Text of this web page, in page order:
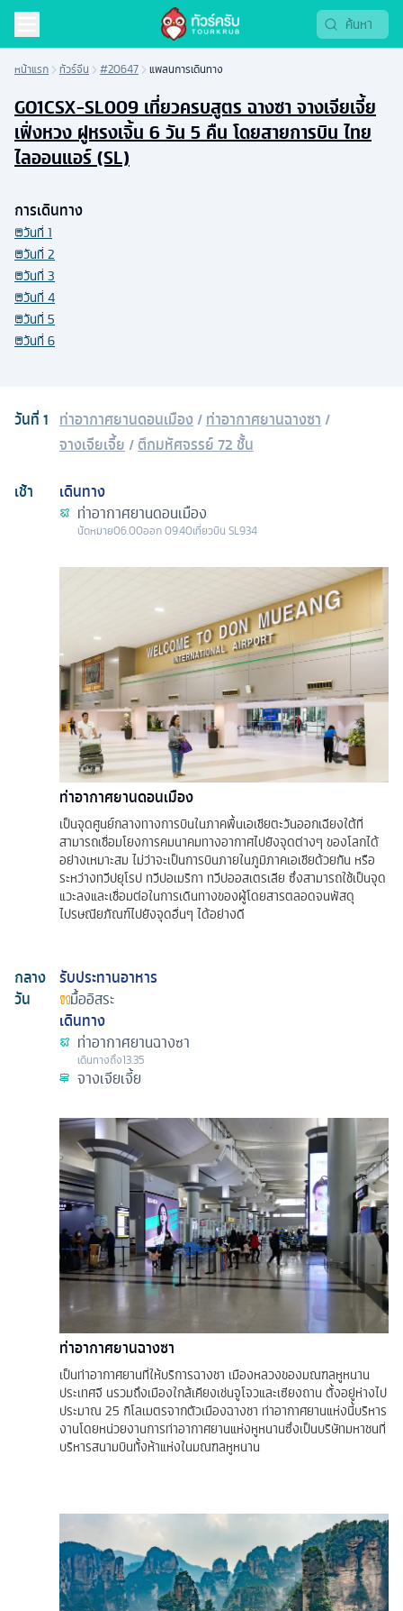
หน้าแรก ทัวร์จีน #20647 แพลนการเดินทาง
GO1CSX-SL009 เที่ยวครบสูตร ฉางซา จางเจียเจี้ย
เฟิ่งหวง ฝูหรงเจิ้น 6 วัน 5 คืน โดยสายการบิน ไทย
ไลออนแอร์ (SL)
วันที่1 ท่าอากาศยานดอนเมือง/ท่าอากาศยานฉางซา /
จางเจียเจี้ย /ตึกมหัศจรรย์ 72 ชั้น
เช้า
เดินทาง
ท่าอากาศยานดอนเมือง
นัดหมาย06.00ออก09.40เที่ยวบิน SL934
ท่าอากาศยานดอนเมือง
เป็นจุดศูนย์กลางทางการบินในภาคพื้นเอเชียตะวันออกเฉียงใต้ที่
สามารถเชื่อมโยงการคมนาคมทางอากาศไปยังจุดต่างๆ ของโลกได้
อย่างเหมาะสม ไม่ว่าจะเป็นการบินภายในภูมิภาคเอเชียด้วยกัน หรือ
ระหว่างทวีปยุโรป ทวีปอเมริกา ทวีปออสเตรเลีย ซึ่งสามารถใช้เป็นจุด
แวะลงและเชื่อมต่อในการเดินทางของผู้โดยสารตลอดจนพัสดุ
ไปรษณียภัณฑ์ไปยังจุดอื่นๆ ได้อย่างดี
กลาง
วัน
รับประทานอาหาร
มื้ออิสระ
เดินทาง
ท่าอากาศยานฉางซา
เดินทางถึง13.35
จางเจียเจี้ย
ท่าอากาศยานฉางซา
เป็นท่าอากาศยานที่ให้บริการฉางชา เมืองหลวงของมณฑลหูหนาน
ประเทศจี นรวมถึงเมืองใกล้เคียงเช่นจูโจวและเซียงถาน ตั้งอยู่ห่างไป
ประมาณ 25 กิโลเมตรจากตัวเมืองฉางชา ท่าอากาศยานแห่งนี้บริหาร
งานโดยหน่วยงานการท่าอากาศยานแห่งหูหนานซึ่งเป็นบริษัทมหาชนที่
บริหารสนามบินทั้งห้าแห่งในมณฑลหูหนาน
การเดินทาง
วันที่ 1
วันที่ 2
วันที่ 3
วันที่ 4
วันที่ 5
วันที่ 6